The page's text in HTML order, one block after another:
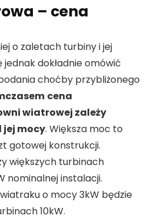
– cena
o zaletach turbiny i jej
jednak dokładnie omówić
choćby przybliżonego
cena
wiatrowej zależy
jej mocy. Większa moc to
gotowej konstrukcji.
większych turbinach
nominalnej instalacji.
o mocy 3kW będzie
10kW.